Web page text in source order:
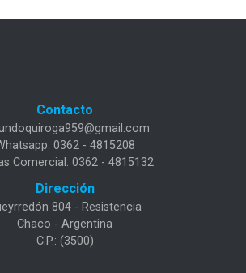
Contacto
0362 - 4815208
Comercial: 0362 - 4815132
Dirección
804 - Resistencia
Chaco - Argentina
C.P.: (3500)